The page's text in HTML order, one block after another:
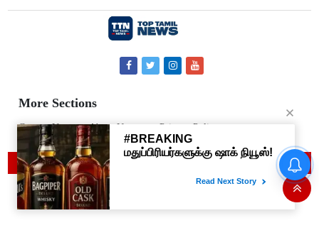
More Sections
Contact Us About Us Privacy Policy